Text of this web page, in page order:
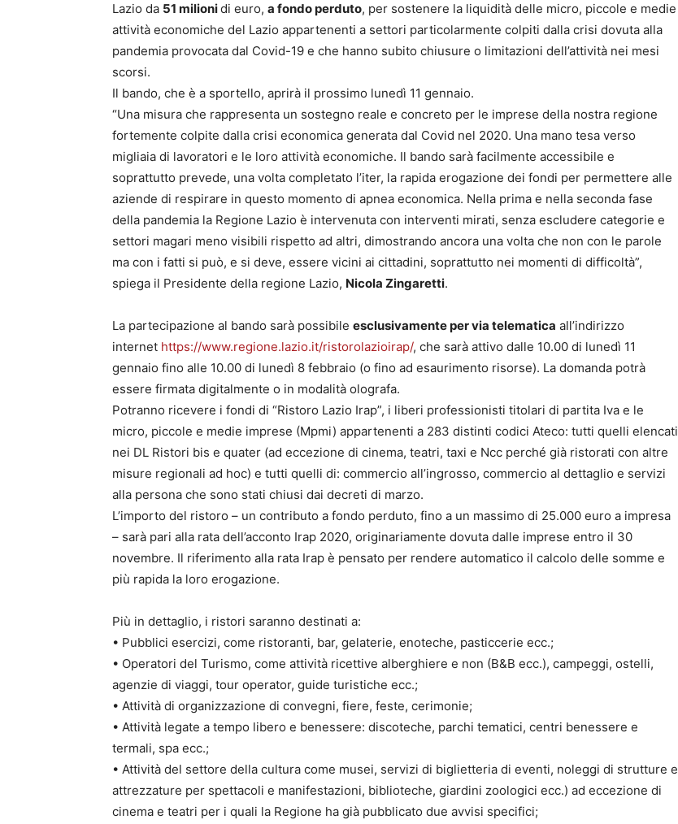
Lazio da 51 milionidi euro, a fondo perduto, per sostenere la liquidità delle micro, piccole e medie
attività economiche del Lazio appartenenti a settori particolarmente colpiti dalla crisi dovuta alla
pandemia provocata dal Covid-19 e che hanno subito chiusure o limitazioni dell’attività nei mesi
scorsi.
Il bando, che è a sportello, aprirà il prossimo lunedì 11 gennaio.
“Una misura che rappresenta un sostegno reale e concreto per le imprese della nostra regione
fortemente colpite dalla crisi economica generata dal Covid nel 2020. Una mano tesa verso
migliaia di lavoratori e le loro attività economiche. Il bando sarà facilmente accessibile e
soprattutto prevede, una volta completato l’iter, la rapida erogazione dei fondi per permettere alle
aziende di respirare in questo momento di apnea economica. Nella prima e nella seconda fase
della pandemia la Regione Lazio è intervenuta con interventi mirati, senza escludere categorie e
settori magari meno visibili rispetto ad altri, dimostrando ancora una volta che non con le parole
ma con i fatti si può, e si deve, essere vicini ai cittadini, soprattutto nei momenti di difficoltà”,
spiega il Presidente della regione Lazio, Nicola Zingaretti.
La partecipazione al bando sarà possibile esclusivamente per via telematica all’indirizzo
internet https://www.regione.lazio.it/ristorolazioirap/, che sarà attivo dalle 10.00 di lunedì 11
gennaio fino alle 10.00 di lunedì 8 febbraio (o fino ad esaurimento risorse). La domanda potrà
essere firmata digitalmente o in modalità olografa.
Potranno ricevere i fondi di “Ristoro Lazio Irap”, i liberi professionisti titolari di partita Iva e le
micro, piccole e medie imprese (Mpmi) appartenenti a 283 distinti codici Ateco: tutti quelli elencati
nei DL Ristori bis e quater (ad eccezione di cinema, teatri, taxi e Ncc perché già ristorati con altre
misure regionali ad hoc) e tutti quelli di: commercio all’ingrosso, commercio al dettaglio e servizi
alla persona che sono stati chiusi dai decreti di marzo.
L’importo del ristoro – un contributo a fondo perduto, fino a un massimo di 25.000 euro a impresa
– sarà pari alla rata dell’acconto Irap 2020, originariamente dovuta dalle imprese entro il 30
novembre. Il riferimento alla rata Irap è pensato per rendere automatico il calcolo delle somme e
più rapida la loro erogazione.
Più in dettaglio, i ristori saranno destinati a:
• Pubblici esercizi, come ristoranti, bar, gelaterie, enoteche, pasticcerie ecc.;
• Operatori del Turismo, come attività ricettive alberghiere e non (B&B ecc.), campeggi, ostelli,
agenzie di viaggi, tour operator, guide turistiche ecc.;
• Attività di organizzazione di convegni, fiere, feste, cerimonie;
• Attività legate a tempo libero e benessere: discoteche, parchi tematici, centri benessere e
termali, spa ecc.;
• Attività del settore della cultura come musei, servizi di biglietteria di eventi, noleggi di strutture e
attrezzature per spettacoli e manifestazioni, biblioteche, giardini zoologici ecc.) ad eccezione di
cinema e teatri per i quali la Regione ha già pubblicato due avvisi specifici;